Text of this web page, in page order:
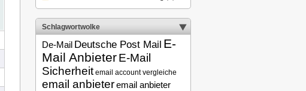
Schlagwortwolke
De-Mail Deutsche Post Mail E-
Mail AnbieterE-Mail
Sicherheit email account vergleiche
email anbieteremail anbieter